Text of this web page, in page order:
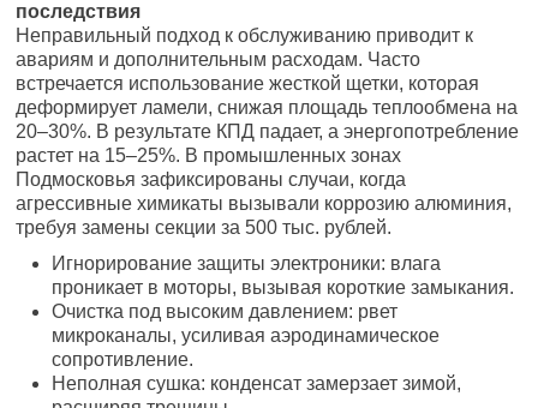
последствия
Неправильный подход к обслуживанию приводит к
авариям и дополнительным расходам. Часто
встречается использование жесткой щетки, которая
деформирует ламели, снижая площадь теплообмена на
20–30%. В результате КПД падает, а энергопотребление
растет на 15–25%. В промышленных зонах
Подмосковья зафиксированы случаи, когда
агрессивные химикаты вызывали коррозию алюминия,
требуя замены секции за 500 тыс. рублей.
Игнорирование защиты электроники: влага
проникает в моторы, вызывая короткие замыкания.
Очистка под высоким давлением: рвет
микроканалы, усиливая аэродинамическое
сопротивление.
Неполная сушка: конденсат замерзает зимой,